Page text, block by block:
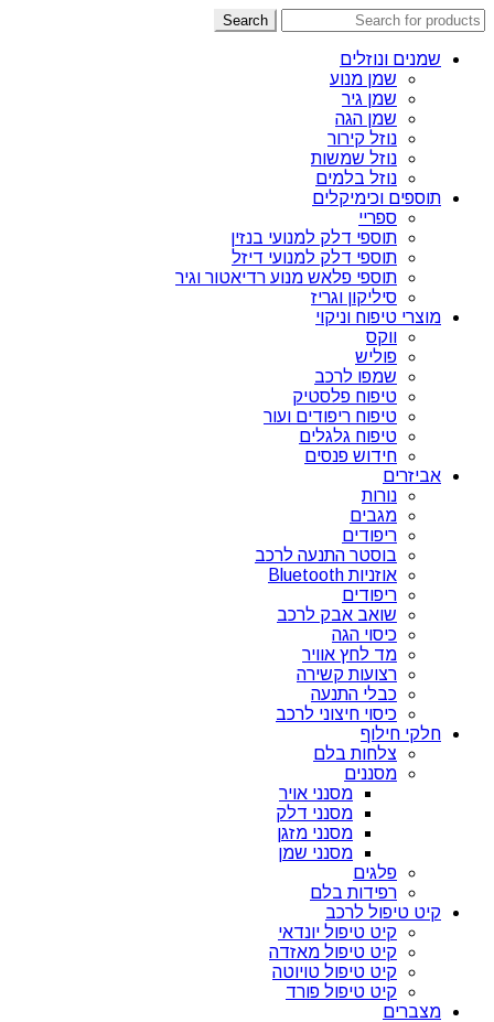
Search
שמנים ונוזלים
שמן מנוע
שמן גיר
שמן הגה
נוזל קירור
נוזל שמשות
נוזל בלמים
תוספים וכימיקלים
ספריי
תוספי דלק למנועי בנזין
תוספי דלק למנועי דיזל
תוספי פלאש מנוע רדיאטור וגיר
סיליקון וגריז
מוצרי טיפוח וניקוי
ווקס
פוליש
שמפו לרכב
טיפוח פלסטיק
טיפוח ריפודים ועור
טיפוח גלגלים
חידוש פנסים
אביזרים
נורות
מגבים
ריפודים
בוסטר התנעה לרכב
אוזניות Bluetooth
ריפודים
שואב אבק לרכב
כיסוי הגה
מד לחץ אוויר
רצועות קשירה
כבלי התנעה
כיסוי חיצוני לרכב
חלקי חילוף
צלחות בלם
מסננים
מסנני אויר
מסנני דלק
מסנני מזגן
מסנני שמן
פלגים
רפידות בלם
קיט טיפול לרכב
קיט טיפול יונדאי
קיט טיפול מאזדה
קיט טיפול טויוטה
קיט טיפול פורד
מצברים